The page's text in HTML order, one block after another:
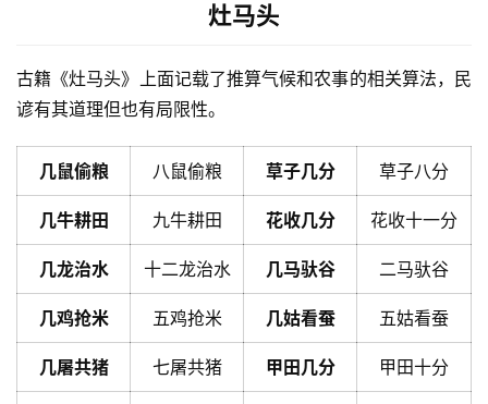
灶马头
古籍《灶马头》上面记载了推算气候和农事的相关算法，民
谚有其道理但也有局限性。
几鼠偷粮 八鼠偷粮 草子几分 草子八分
几牛耕田 九牛耕田 花收几分 花收十一分
几龙治水 十二龙治水 几马驮谷 二马驮谷
几鸡抢米 五鸡抢米 几姑看蚕 五姑看蚕
几屠共猪 七屠共猪 甲田几分 甲田十分